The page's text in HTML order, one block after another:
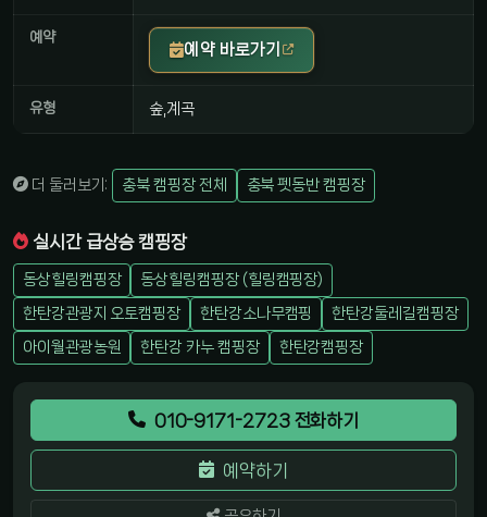
예약
예약 바로가기
유형 숲,계곡
더 둘러보기: 충북 캠핑장 전체 충북 펫동반 캠핑장
실시간 급상승 캠핑장
동상힐링캠핑장
동상힐링캠핑장 (힐링캠핑장)
한탄강관광지 오토캠핑장
한탄강소나무캠핑
한탄강둘레길캠핑장
아이월관광농원
한탄강 카누 캠핑장 한탄강캠핑장
010-9171-2723 전화하기
예약하기